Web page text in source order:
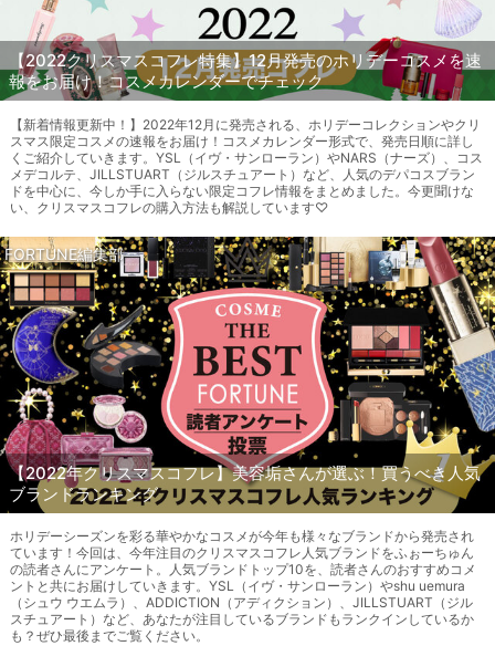
【2022クリスマスコフレ特集】12月発売のホリデーコスメを速
報をお届け！コスメカレンダーでチェック
【新着情報更新中！】2022年12月に発売される、ホリデーコレクションやクリ
スマス限定コスメの速報をお届け！コスメカレンダー形式で、発売日順に詳し
くご紹介していきます。YSL（イヴ・サンローラン）やNARS（ナーズ）、コス
メデコルテ、JILLSTUART（ジルスチュアート）など、人気のデパコスブラン
ドを中心に、今しか手に入らない限定コフレ情報をまとめました。今更聞けな
い、クリスマスコフレの購入方法も解説しています♡
FORTUNE編集部
【2022年クリスマスコフレ】美容垢さんが選ぶ！買うべき人気
ブランドランキング
ホリデーシーズンを彩る華やかなコスメが今年も様々なブランドから発売され
ています！今回は、今年注目のクリスマスコフレ人気ブランドをふぉーちゅん
の読者さんにアンケート。人気ブランドトップ10を、読者さんのおすすめコメ
ントと共にお届けしていきます。YSL（イヴ・サンローラン）やshu uemura
（シュウ ウエムラ）、ADDICTION（アディクション）、JILLSTUART（ジル
スチュアート）など、あなたが注目しているブランドもランクインしているか
も？ぜひ最後までご覧ください。